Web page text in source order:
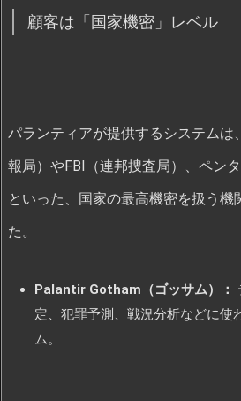
顧客は「国家機密」レベル
パランティアが提供するシステムは
報局）やFBI（連邦捜査局）、ペン
といった、国家の最高機密を扱う機
た。
Palantir Gotham（ゴッサム）：
定、犯罪予測、戦況分析などに使
ム。